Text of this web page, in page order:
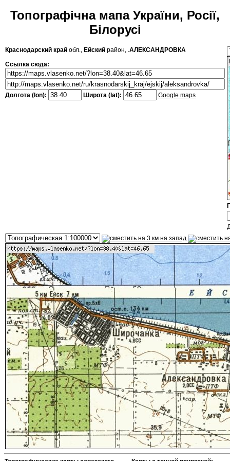
Топографічна мапа України, Росії,
Білорусі
Краснодарский край обл., Ейский район, .АЛЕКСАНДРОВКА
Ссылка сюда:
Долгота (lon): Широта (lat): Google maps